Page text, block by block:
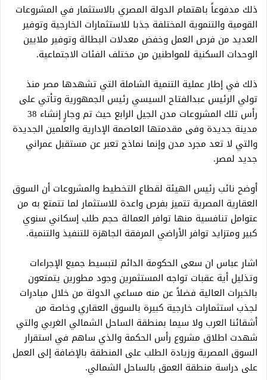
ذلك مدفوعاً باهتمام الدولة المصري بالاستثمار في المشروعات
القومية والتنموية المختلفة جذبا للاستثمارات الخارجية وتوفير
العديد من فرص العمل وخفض معدلات البطالة وتوفير ملايين
الوحدات السكنية للمواطنين من مختلف الفئات الاجتماعية.
ذلك في إطار عملية التنمية الشاملة التي تشهدها مصر منذ
تولي الرئيس عبدالفتاح السيسي رئيس الجمهورية وتأتي على
رأس تلك المشروعات مدن الجيل الرابع حيث تم وجارٍ إنشاء 38
مدينة جديدة وفى مقدمتها العاصمة الإدارية والعلمين الجديدة
والتي لا تعد مجرد مدن وإنما نماذج تعبر عن مستقبل عمراني
جديد لمصر.
أوضح نائب رئيس الهيئة لقطاع التخطيط والمشروعات أن السوق
العقارية المصرية تتميز بفرص واعدة للاستثمار لما تتمتع به من
عتوامل تنافسية منها توافر العمالة حجم طلب إسكاني سنوي
كبير ومتزايد توافر الأراضي المرفقة الجاهزة للتنفيذ والتنمية.
اشار عباس ان سعى الحكومة الدائم لتبسيط جميع الإجراءات
وتذليل أية عقبات تواجه المستثمرين وجود مطورين يتمتعون
بالخبرات العالية فضلاً عن منه مساعي الدولة من خلال مبادرات
لجذب استثمارات خارجية كبيرة بالسوق العقاري وخاصة من
أشقائنا العرب ولا سيما بمنطقة الساحل الشمالي الغربي والتي
شهدت اطلاق مشروع رأس الحكمة والذي ساهم في استقرار
السوق المصرية وزيادة الطلب على المنطقة بالإضافة إلى العمل
على دراسة منطقة العمق بالساحل الشمالي.